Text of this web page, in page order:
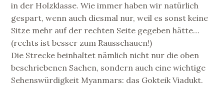
in der Holzklasse. Wie immer haben wir natürlich
gespart, wenn auch diesmal nur, weil es sonst keine
Sitze mehr auf der rechten Seite gegeben hätte…
(rechts ist besser zum Rausschauen!)
Die Strecke beinhaltet nämlich nicht nur die oben
beschriebenen Sachen, sondern auch eine wichtige
Sehenswürdigkeit Myanmars: das Gokteik Viadukt.